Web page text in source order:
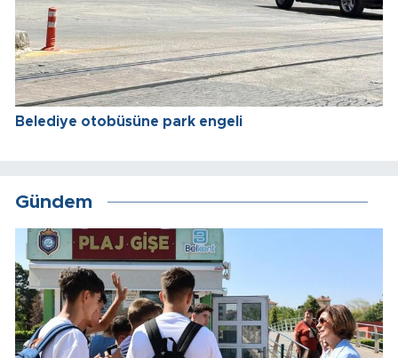
Belediye otobüsüne park engeli
Gündem